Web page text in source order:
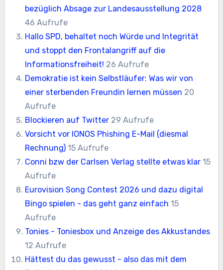
bezüglich Absage zur Landesausstellung 2028
46 Aufrufe
Hallo SPD, behaltet noch Würde und Integrität
und stoppt den Frontalangriff auf die
Informationsfreiheit! 26 Aufrufe
Demokratie ist kein Selbstläufer: Was wir von
einer sterbenden Freundin lernen müssen 20
Aufrufe
Blockieren auf Twitter 29 Aufrufe
Vorsicht vor IONOS Phishing E-Mail (diesmal
Rechnung) 15 Aufrufe
Conni bzw der Carlsen Verlag stellte etwas klar 15
Aufrufe
Eurovision Song Contest 2026 und dazu digital
Bingo spielen - das geht ganz einfach 15
Aufrufe
Tonies - Toniesbox und Anzeige des Akkustandes
12 Aufrufe
Hättest du das gewusst - also das mit dem